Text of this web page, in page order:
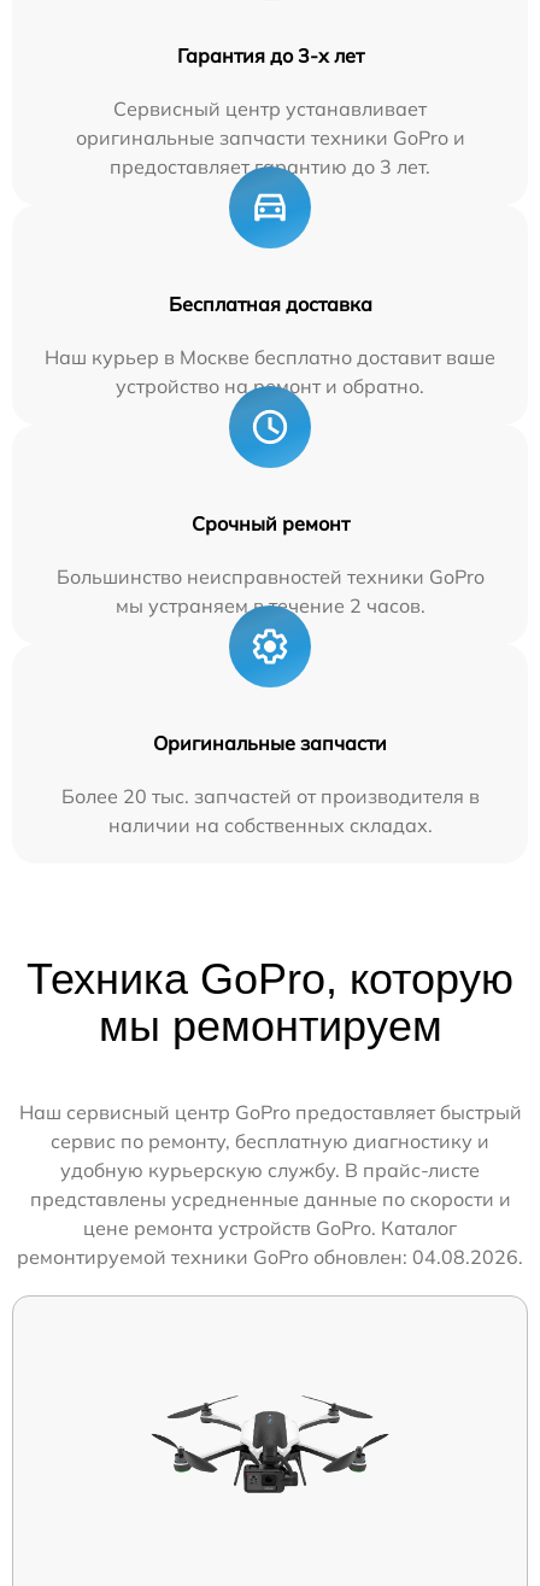
Гарантия до 3-х лет
Сервисный центр устанавливает
оригинальные запчасти техники GoPro и
предоставляет гарантию до 3 лет.
Бесплатная доставка
Наш курьер в Москве бесплатно доставит ваше
устройство на ремонт и обратно.
Срочный ремонт
Большинство неисправностей техники GoPro
мы устраняем в течение 2 часов.
Оригинальные запчасти
Более 20 тыс. запчастей от производителя в
наличии на собственных складах.
Техника GoPro, которую
мы ремонтируем
Наш сервисный центр GoPro предоставляет быстрый
сервис по ремонту, бесплатную диагностику и
удобную курьерскую службу. В прайс-листе
представлены усредненные данные по скорости и
цене ремонта устройств GoPro. Каталог
ремонтируемой техники GoPro обновлен: 04.08.2026.